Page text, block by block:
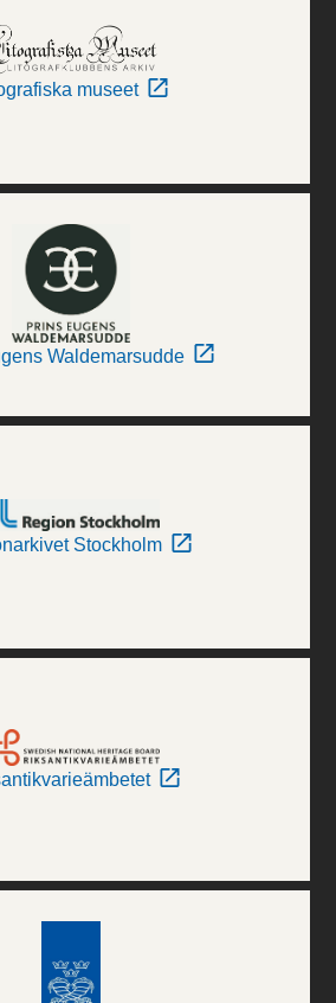
museet
Waldemarsudde
Stockholm